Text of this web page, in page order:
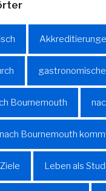
Bournemouth
Bournemouth
Leben als